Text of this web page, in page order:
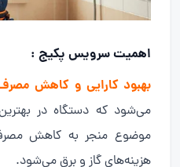
اهمیت سرویس پکیج :
بهبود کارایی و کاهش
می‌شود که دستگاه در
موضوع منجر به کاهش
هزینه‌های گاز و برق می‌شود.